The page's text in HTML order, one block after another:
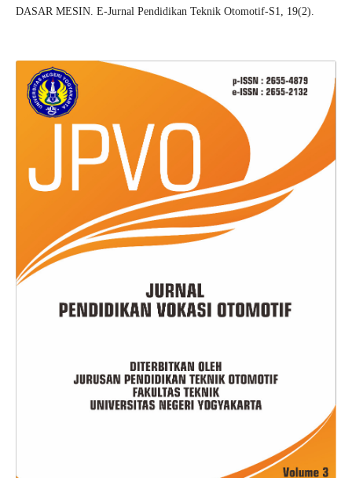
DASAR MESIN. E-Jurnal Pendidikan Teknik Otomotif-S1, 19(2).